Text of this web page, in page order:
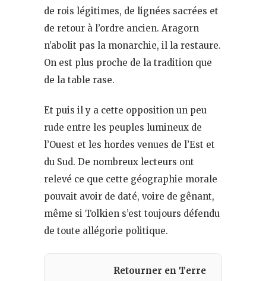
de rois légitimes, de lignées sacrées et
de retour à l’ordre ancien. Aragorn
n’abolit pas la monarchie, il la restaure.
On est plus proche de la tradition que
de la table rase.
Et puis il y a cette opposition un peu
rude entre les peuples lumineux de
l’Ouest et les hordes venues de l’Est et
du Sud. De nombreux lecteurs ont
relevé ce que cette géographie morale
pouvait avoir de daté, voire de gênant,
même si Tolkien s’est toujours défendu
de toute allégorie politique.
Retourner en Terre